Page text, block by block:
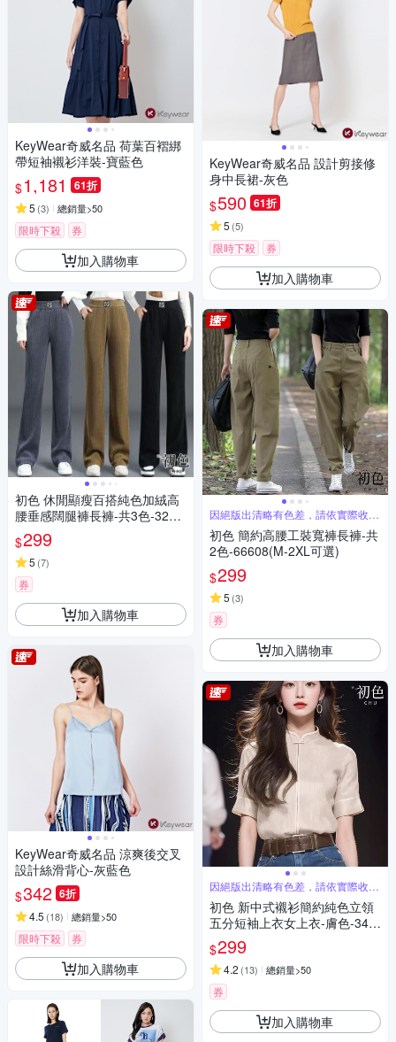
KeyWear奇威名品 荷葉百褶綁
帶短袖襯衫洋裝-寶藍色
$1,181 61折
5 (3) 總銷量>50
限時下殺 券
加入購物車
初色 休閒顯瘦百搭純色加絨高
腰垂感闊腿褲長褲-共3色-3257
9(M-4XL可選)
$299
5 (7)
券
加入購物車
KeyWear奇威名品 涼爽後交叉
設計絲滑背心-灰藍色
$342 6折
4.5 (18) 總銷量>50
限時下殺 券
加入購物車
KeyWear奇威名品 設計剪接修
身中長裙-灰色
$590 61折
5 (5)
限時下殺 券
加入購物車
因絕版出清略有色差，請依實際收到
商品為主
初色 簡約高腰工裝寬褲長褲-共
2色-66608(M-2XL可選)
$299
5 (3)
券
加入購物車
因絕版出清略有色差，請依實際收到
商品為主
初色 新中式襯衫簡約純色立領
五分短袖上衣女上衣-膚色-346
19(M-2XL可選)
$299
4.2 (13) 總銷量>50
券
加入購物車